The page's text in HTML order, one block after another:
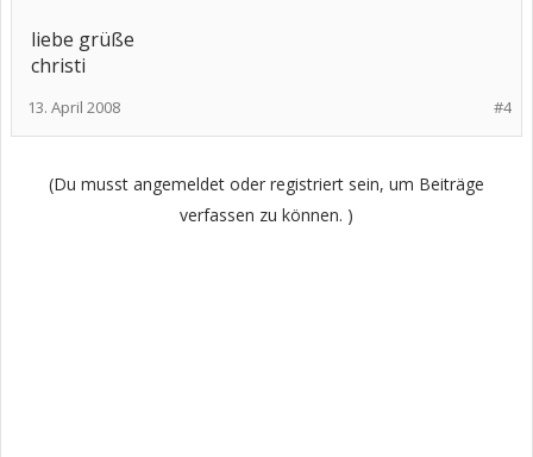
liebe grüße
christi
#4
13. April 2008
(Du musst angemeldet oder registriert sein, um Beiträge
verfassen zu können. )